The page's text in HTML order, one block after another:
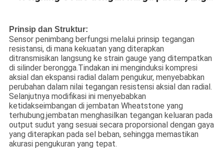
Prinsip dan Struktur:
Sensor penimbang berfungsi melalui prinsip tegangan
resistansi, di mana kekuatan yang diterapkan
ditransmisikan langsung ke strain gauge yang ditempatkan
di silinder berongga.Tindakan ini menginduksi kompresi
aksial dan ekspansi radial dalam pengukur, menyebabkan
perubahan dalam nilai tegangan resistensi aksial dan radial.
Selanjutnya modifikasi ini menyebabkan
ketidakseimbangan di jembatan Wheatstone yang
terhubung.jembatan menghasilkan tegangan keluaran pada
output sudut yang sesuai secara proporsional dengan gaya
yang diterapkan pada sel beban, sehingga memastikan
akurasi pengukuran yang tepat.